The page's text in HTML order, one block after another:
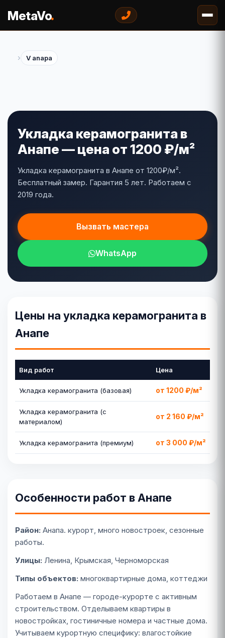
MetaVo.
› V anapa
Укладка керамогранита в
Анапе — цена от 1200 ₽/м²
Укладка керамогранита в Анапе от 1200₽/м².
Бесплатный замер. Гарантия 5 лет. Работаем с
2019 года.
Вызвать мастера
WhatsApp
Цены на укладка керамогранита в
Анапе
Вид работ Цена
Укладка керамогранита (базовая) от 1200 ₽/м²
Укладка керамогранита (с
материалом)
от 2 160 ₽/м²
Укладка керамогранита (премиум) от 3 000 ₽/м²
Особенности работ в Анапе
Район: Анапа. курорт, много новостроек, сезонные
работы.
Улицы: Ленина, Крымская, Черноморская
Типы объектов: многоквартирные дома, коттеджи
Работаем в Анапе — городе-курорте с активным
строительством. Отделываем квартиры в
новостройках, гостиничные номера и частные дома.
Учитываем курортную специфику: влагостойкие